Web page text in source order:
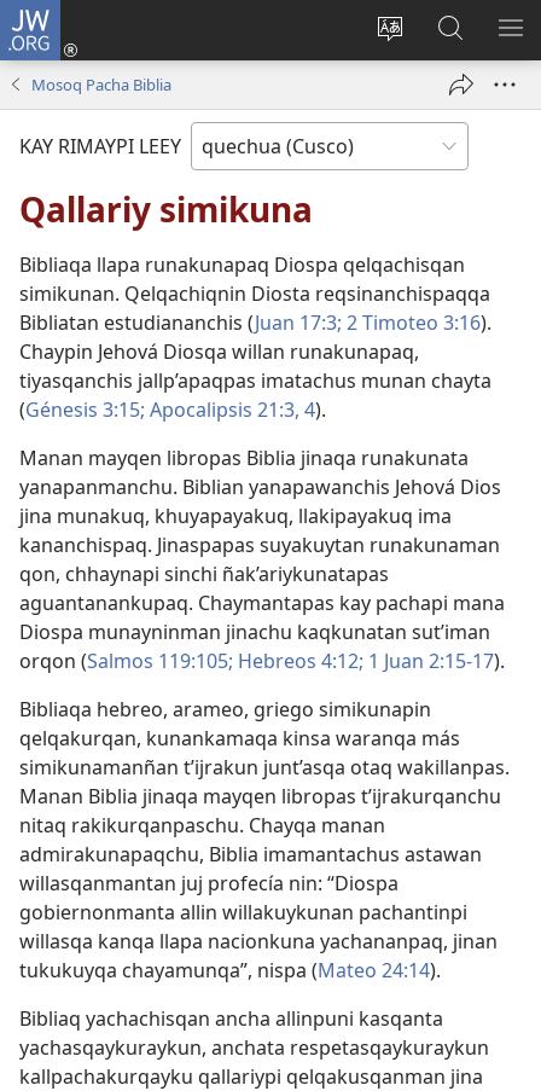
JW.ORG
Direccionpi
Sutiykiwan
jaykuy
nueva
JW.ORG
nisqapi
maskhay
Mosoq Pacha Biblia
KAY RIMAYPI LEEY
Qallariy simikuna
Bibliaqa llapa runakunapaq Diospa qelqachisqan
simikunan. Qelqachiqnin Diosta reqsinanchispaqqa
Bibliatan estudiananchis (Juan 17:3; 2 Timoteo 3:16).
Chaypin Jehová Diosqa willan runakunapaq,
tiyasqanchis jallp’apaqpas imatachus munan chayta
(Génesis 3:15; Apocalipsis 21:3, 4).
Manan mayqen libropas Biblia jinaqa runakunata
yanapanmanchu. Biblian yanapawanchis Jehová Dios
jina munakuq, khuyapayakuq, llakipayakuq ima
kananchispaq. Jinaspapas suyakuytan runakunaman
qon, chhaynapi sinchi ñak’ariykunatapas
aguantanankupaq. Chaymantapas kay pachapi mana
Diospa munayninman jinachu kaqkunatan sut’iman
orqon (Salmos 119:105; Hebreos 4:12; 1 Juan 2:15-17).
Bibliaqa hebreo, arameo, griego simikunapin
qelqakurqan, kunankamaqa kinsa waranqa más
simikunamanñan t’ijrakun junt’asqa otaq wakillanpas.
Manan Biblia jinaqa mayqen libropas t’ijrakurqanchu
nitaq rakikurqanpaschu. Chayqa manan
admirakunapaqchu, Biblia imamantachus astawan
willasqanmantan juj profecía nin: “Diospa
gobiernonmanta allin willakuykunan pachantinpi
willasqa kanqa llapa nacionkuna yachananpaq, jinan
tukukuyqa chayamunqa”, nispa (Mateo 24:14).
Bibliaq yachachisqan ancha allinpuni kasqanta
yachasqaykuraykun, anchata respetasqaykuraykun
kallpachakurqayku qallariypi qelqakusqanman jina